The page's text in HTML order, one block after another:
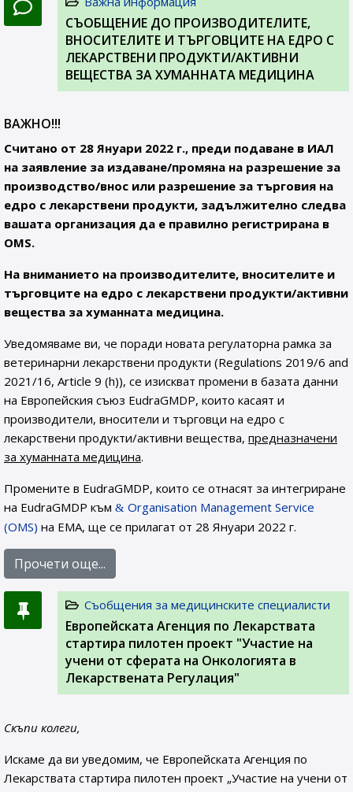
СЪОБЩЕНИЕ ДО ПРОИЗВОДИТЕЛИТЕ,
ВНОСИТЕЛИТЕ И ТЪРГОВЦИТЕ НА ЕДРО С
ЛЕКАРСТВЕНИ ПРОДУКТИ/АКТИВНИ
ВЕЩЕСТВА ЗА ХУМАННАТА МЕДИЦИНА
ВАЖНО!!!
Считано от 28 Януари 2022 г., преди подаване в ИАЛ
на заявление за издаване/промяна на разрешение за
производство/внос или разрешение за търговия на
едро с лекарствени продукти, задължително следва
вашата организация да е правилно регистрирана в
OMS.
На вниманието на производителите, вносителите и
търговците на едро с лекарствени продукти/активни
вещества за хуманната медицина.
Уведомяваме ви, че поради новата регулаторна рамка за
ветеринарни лекарствени продукти (Regulations 2019/6 and
2021/16, Article 9 (h)), се изискват промени в базата данни
на Европейския съюз EudraGMDP, които касаят и
производители, вносители и търговци на едро с
лекарствени продукти/активни вещества, предназначени
за хуманната медицина.
Промените в EudraGMDP, които се отнасят за интегриране
на EudraGMDP към
Organisation Management Service
(OMS) на EMA, ще се прилагат от 28 Януари 2022 г.
Прочети още...
Съобщения за медицинските специалисти
Европейската Агенция по Лекарствата
стартира пилотен проект "Участие на
учени от сферата на Онкологията в
Лекарствената Регулация"
Скъпи колеги,
Искаме да ви уведомим, че Европейската Агенция по
Лекарствата стартира пилотен проект „Участие на учени от